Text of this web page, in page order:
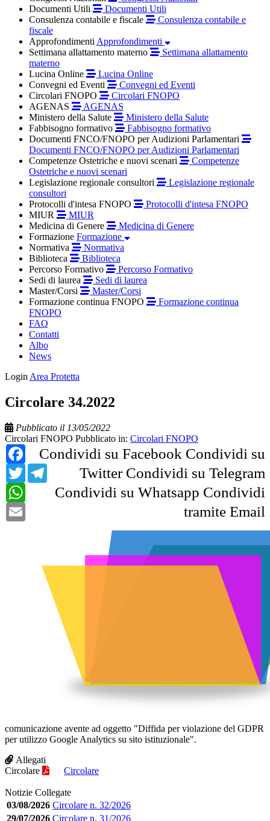
Documenti Utili
Documenti Utili
Consulenza contabile e fiscale
Consulenza contabile e
fiscale
Approfondimenti Approfondimenti
Settimana allattamento materno
Settimana allattamento
materno
Lucina Online
Lucina Online
Convegni ed Eventi
Convegni ed Eventi
Circolari FNOPO
Circolari FNOPO
AGENAS
AGENAS
Ministero della Salute
Ministero della Salute
Fabbisogno formativo
Fabbisogno formativo
Documenti FNCO/FNOPO per Audizioni Parlamentari
Documenti FNCO/FNOPO per Audizioni Parlamentari
Competenze Ostetriche e nuovi scenari
Competenze
Ostetriche e nuovi scenari
Legislazione regionale consultori
Legislazione regionale
consultori
Protocolli d'intesa FNOPO
Protocolli d'intesa FNOPO
MIUR
MIUR
Medicina di Genere
Medicina di Genere
Formazione Formazione
Normativa
Normativa
Biblioteca
Biblioteca
Percorso Formativo
Percorso Formativo
Sedi di laurea
Sedi di laurea
Master/Corsi
Master/Corsi
Formazione continua FNOPO
Formazione continua
FNOPO
FAQ
Contatti
Albo
News
Login Area Protetta
Circolare 34.2022
Pubblicato il 13/05/2022
Circolari FNOPO Pubblicato in: Circolari FNOPO
Condividi su Facebook
Facebook
Condividi su
Twitter
Twitter Condividi su Telegram
Telegram
Condividi su Whatsapp
WhatsApp
Condividi
tramite Email
comunicazione avente ad oggetto "Diffida per violazione del GDPR
per utilizzo Google Analytics su sito istituzionale".
Allegati
Circolare
Circolare
Notizie Collegate
03/08/2026 Circolare n. 32/2026
29/07/2026 Circolare n. 31/2026